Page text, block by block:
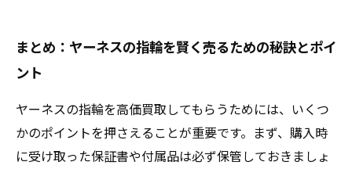
まとめ：ヤーネスの指輪を賢く売るための秘訣とポイ
ント
ヤーネスの指輪を高価買取してもらうためには、いくつ
かのポイントを押さえることが重要です。まず、購入時
に受け取った保証書や付属品は必ず保管しておきましょ